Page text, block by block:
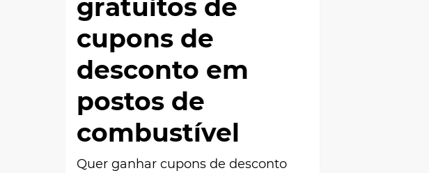
gratuitos de
cupons de
desconto em
postos de
combustível
Quer ganhar cupons de desconto